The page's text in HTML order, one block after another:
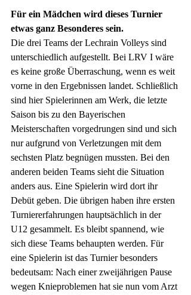
Für ein Mädchen wird dieses Turnier
etwas ganz Besonderes sein.
Die drei Teams der Lechrain Volleys sind
unterschiedlich aufgestellt. Bei LRV I wäre
es keine große Überraschung, wenn es weit
vorne in den Ergebnissen landet. Schließlich
sind hier Spielerinnen am Werk, die letzte
Saison bis zu den Bayerischen
Meisterschaften vorgedrungen sind und sich
nur aufgrund von Verletzungen mit dem
sechsten Platz begnügen mussten. Bei den
anderen beiden Teams sieht die Situation
anders aus. Eine Spielerin wird dort ihr
Debüt geben. Die übrigen haben ihre ersten
Turniererfahrungen hauptsächlich in der
U12 gesammelt. Es bleibt spannend, wie
sich diese Teams behaupten werden. Für
eine Spielerin ist das Turnier besonders
bedeutsam: Nach einer zweijährigen Pause
wegen Knieproblemen hat sie nun vom Arzt